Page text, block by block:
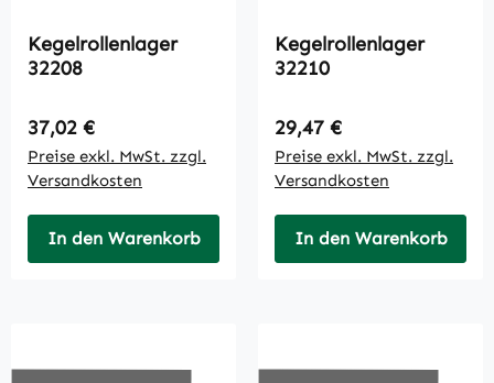
Kegelrollenlager
32208
Regulärer Preis:
37,02 €
Preise exkl. MwSt. zzgl.
Versandkosten
In den Warenkorb
Kegelrollenlager
32210
Regulärer Preis:
29,47 €
Preise exkl. MwSt. zzgl.
Versandkosten
In den Warenkorb